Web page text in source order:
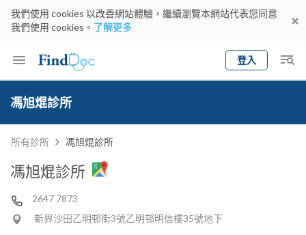
我們使用 cookies 以改善網站體驗，繼續瀏覽本網站代表您同意
我們使用 cookies。 了解更多
登入
Keyword
馮旭焜診所
所有診所 馮旭焜診所
馮旭焜診所
2647 7873
新界沙田乙明邨街3號乙明邨明信樓35號地下